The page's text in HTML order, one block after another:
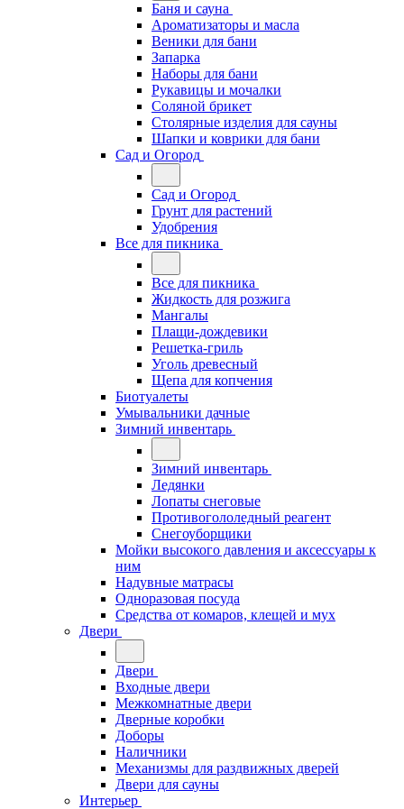
Баня и сауна
Ароматизаторы и масла
Веники для бани
Запарка
Наборы для бани
Рукавицы и мочалки
Соляной брикет
Столярные изделия для сауны
Шапки и коврики для бани
Сад и Огород
Сад и Огород
Грунт для растений
Удобрения
Все для пикника
Все для пикника
Жидкость для розжига
Мангалы
Плащи-дождевики
Решетка-гриль
Уголь древесный
Щепа для копчения
Биотуалеты
Умывальники дачные
Зимний инвентарь
Зимний инвентарь
Ледянки
Лопаты снеговые
Противогололедный реагент
Снегоуборщики
Мойки высокого давления и аксессуары к
ним
Надувные матрасы
Одноразовая посуда
Средства от комаров, клещей и мух
Двери
Двери
Входные двери
Межкомнатные двери
Дверные коробки
Доборы
Наличники
Механизмы для раздвижных дверей
Двери для сауны
Интерьер